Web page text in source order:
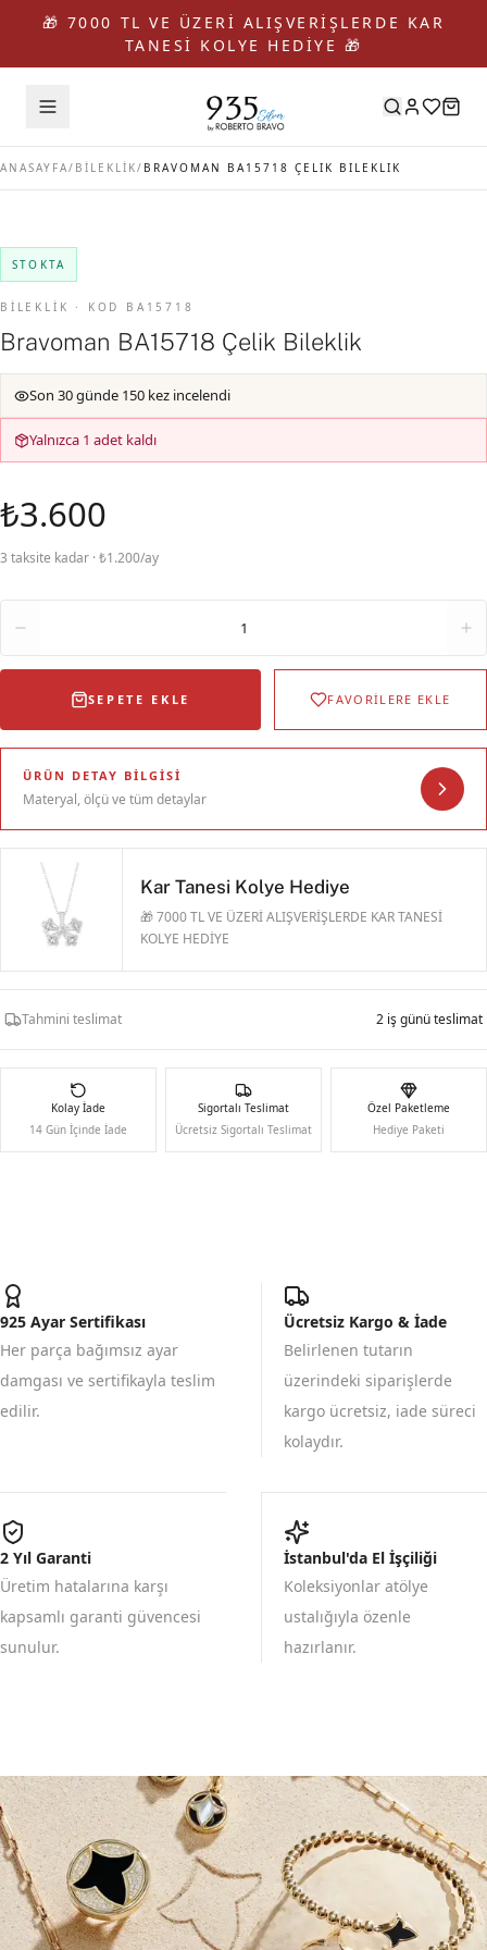
🎁 7000 TL VE ÜZERİ ALIŞVERİŞLERDE KAR
TANESİ KOLYE HEDİYE 🎁
ANASAYFA/ BİLEKLİK/ BRAVOMAN BA15718 ÇELIK BILEKLIK
STOKTA
BİLEKLİK · KOD BA15718
Bravoman BA15718 Çelik Bileklik
Son 30 günde 150 kez incelendi
Yalnızca 1 adet kaldı
₺3.600
3 taksite kadar · ₺1.200/ay
1
SEPETE EKLE FAVORİLERE EKLE
ÜRÜN DETAY BILGISI
Materyal, ölçü ve tüm detaylar
Kar Tanesi Kolye Hediye
🎁 7000 TL VE ÜZERİ ALIŞVERİŞLERDE KAR TANESİ
KOLYE HEDİYE
Tahmini teslimat 2 iş günü teslimat
Kolay İade
14 Gün İçinde İade
Sigortalı Teslimat
Ücretsiz Sigortalı Teslimat
Özel Paketleme
Hediye Paketi
925 Ayar Sertifikası
Her parça bağımsız ayar
damgası ve sertifikayla teslim
edilir.
Ücretsiz Kargo & İade
Belirlenen tutarın
üzerindeki siparişlerde
kargo ücretsiz, iade süreci
kolaydır.
2 Yıl Garanti
Üretim hatalarına karşı
kapsamlı garanti güvencesi
sunulur.
İstanbul'da El İşçiliği
Koleksiyonlar atölye
ustalığıyla özenle
hazırlanır.